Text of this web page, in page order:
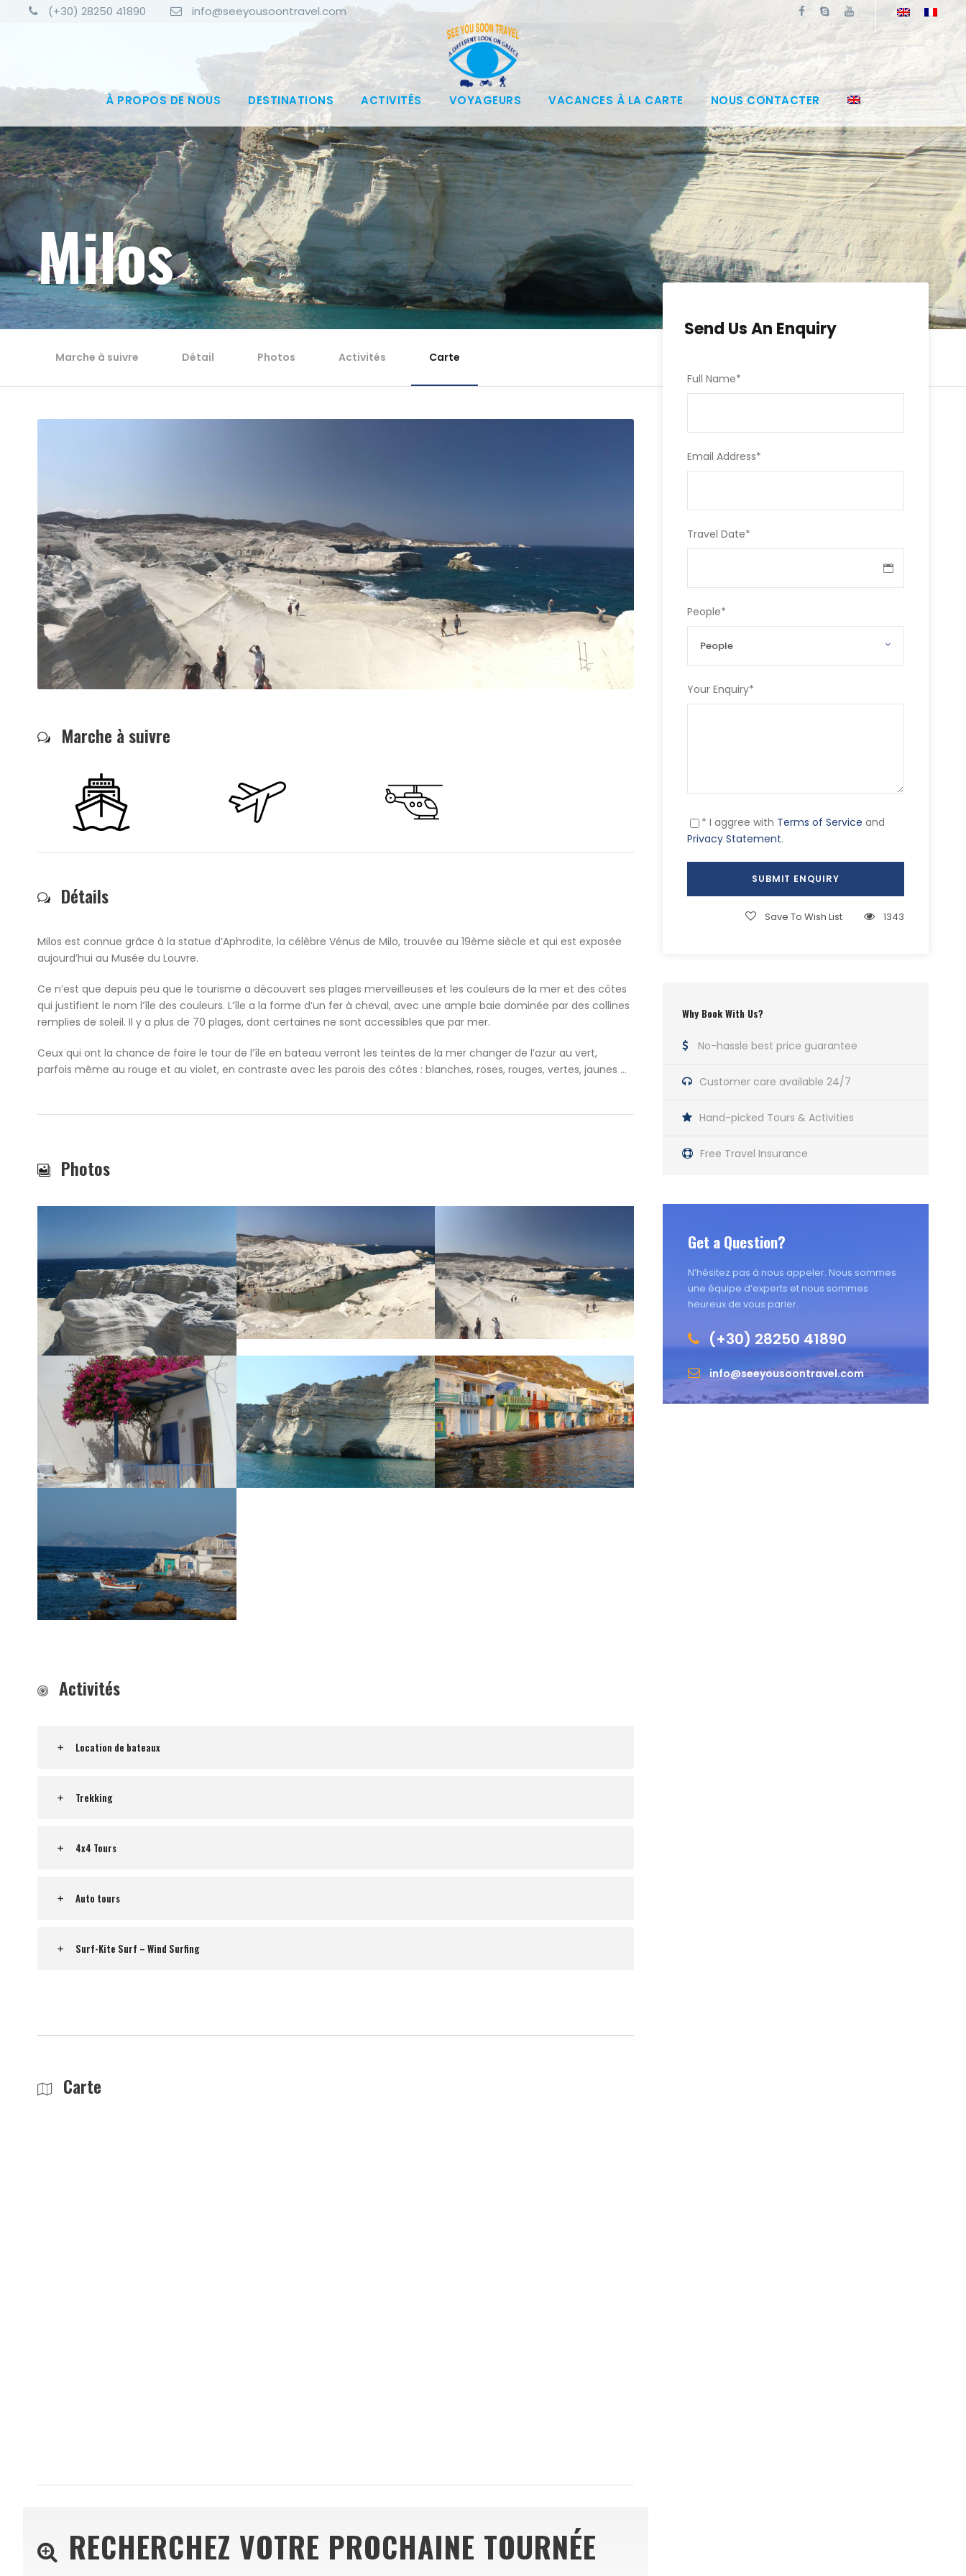
(+30) 28250 41890 info@seeyousoontravel.com
À PROPOS DE NOUS DESTINATIONS ACTIVITÉS VOYAGEURS VACANCES À LA CARTE NOUS CONTACTER
Milos
Send Us An Enquiry
Full Name*
Email Address*
Travel Date*
People*
Your Enquiry*
* I aggree with Terms of Service and
Privacy Statement.
Save To Wish List 1343
Why Book With Us?
No-hassle best price guarantee
Customer care available 24/7
Hand-picked Tours & Activities
Free Travel Insurance
Get a Question?
N’hésitez pas à nous appeler. Nous sommes
une équipe d’experts et nous sommes
heureux de vous parler.
(+30) 28250 41890
info@seeyousoontravel.com
Marche à suivre Détail Photos Activités Carte
Marche à suivre
Détails
Milos est connue grâce à la statue d’Aphrodite, la célèbre Vénus de Milo, trouvée au 19ème siècle et qui est exposée
aujourd’hui au Musée du Louvre.
Ce n’est que depuis peu que le tourisme a découvert ses plages merveilleuses et les couleurs de la mer et des côtes
qui justifient le nom l’île des couleurs. L’île a la forme d’un fer à cheval, avec une ample baie dominée par des collines
remplies de soleil. Il y a plus de 70 plages, dont certaines ne sont accessibles que par mer.
Ceux qui ont la chance de faire le tour de l’île en bateau verront les teintes de la mer changer de l’azur au vert,
parfois même au rouge et au violet, en contraste avec les parois des côtes : blanches, roses, rouges, vertes, jaunes …
Photos
Activités
Location de bateaux
Trekking
4x4 Tours
Auto tours
Surf-Kite Surf – Wind Surfing
Carte
RECHERCHEZ VOTRE PROCHAINE TOURNÉE